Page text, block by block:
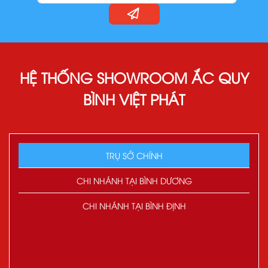
HỆ THỐNG SHOWROOM ẮC QUY
BÌNH VIỆT PHÁT
TRỤ SỞ CHÍNH
CHI NHÁNH TẠI BÌNH DƯƠNG
CHI NHÁNH TẠI BÌNH ĐỊNH